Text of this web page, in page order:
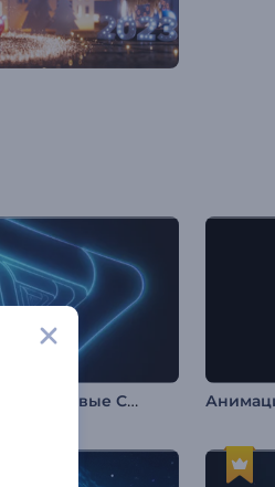
Интро Быстрые Неоновые Слои